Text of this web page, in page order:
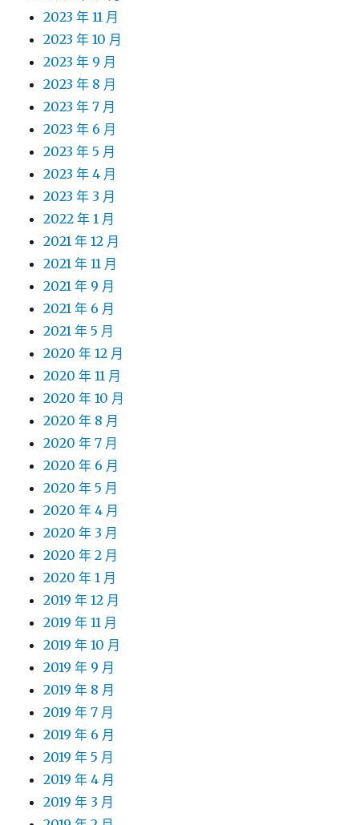
2023 年 11 月
2023 年 10 月
2023 年 9 月
2023 年 8 月
2023 年 7 月
2023 年 6 月
2023 年 5 月
2023 年 4 月
2023 年 3 月
2022 年 1 月
2021 年 12 月
2021 年 11 月
2021 年 9 月
2021 年 6 月
2021 年 5 月
2020 年 12 月
2020 年 11 月
2020 年 10 月
2020 年 8 月
2020 年 7 月
2020 年 6 月
2020 年 5 月
2020 年 4 月
2020 年 3 月
2020 年 2 月
2020 年 1 月
2019 年 12 月
2019 年 11 月
2019 年 10 月
2019 年 9 月
2019 年 8 月
2019 年 7 月
2019 年 6 月
2019 年 5 月
2019 年 4 月
2019 年 3 月